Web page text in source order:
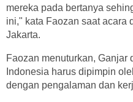
mereka pada bertanya
ini," kata Faozan saat acara
Jakarta.
Faozan menuturkan,
Indonesia harus dipimpin
dengan pengalaman dan